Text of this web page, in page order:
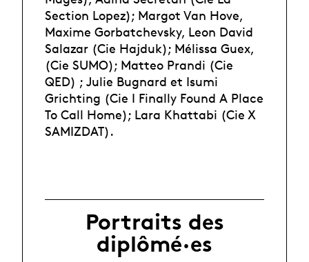
Section Lopez); Margot Van Hove,
Maxime Gorbatchevsky, Leon David
Salazar (Cie Hajduk); Mélissa Guex,
(Cie SUMO); Matteo Prandi (Cie
QED) ; Julie Bugnard et Isumi
Grichting (Cie I Finally Found A Place
To Call Home); Lara Khattabi (Cie X
SAMIZDAT).
Portraits des
diplômé·es